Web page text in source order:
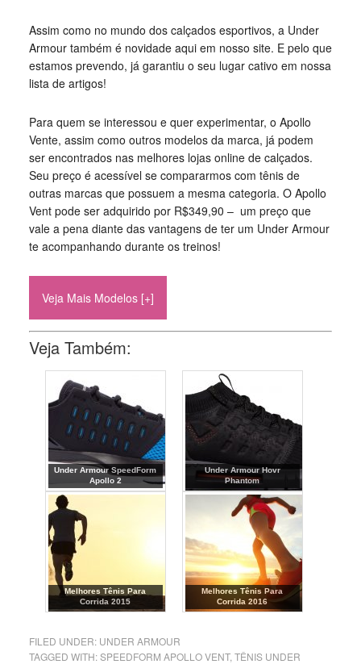
Assim como no mundo dos calçados esportivos, a Under
Armour também é novidade aqui em nosso site. E pelo que
estamos prevendo, já garantiu o seu lugar cativo em nossa
lista de artigos!
Para quem se interessou e quer experimentar, o Apollo
Vente, assim como outros modelos da marca, já podem
ser encontrados nas melhores lojas online de calçados.
Seu preço é acessível se compararmos com tênis de
outras marcas que possuem a mesma categoria. O Apollo
Vent pode ser adquirido por R$349,90 – um preço que
vale a pena diante das vantagens de ter um Under Armour
te acompanhando durante os treinos!
Veja Mais Modelos [+]
Veja Também:
Under Armour SpeedForm
Apollo 2
Under Armour Hovr
Phantom
Melhores Tênis Para
Corrida 2015
Melhores Tênis Para
Corrida 2016
FILED UNDER: UNDER ARMOUR
TAGGED WITH:SPEEDFORM APOLLO VENT, TÊNIS UNDER